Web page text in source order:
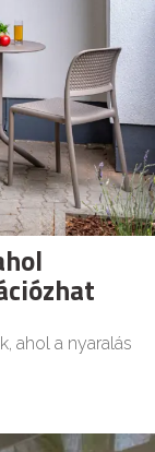
ahol a nyaralás